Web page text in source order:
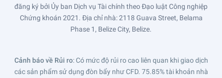
đăng ký bởi Ủy ban Dịch vụ Tài chính theo Đạo luật Công nghiệp
Chứng khoán 2021. Địa chỉ nhà: 2118 Guava Street, Belama
Phase 1, Belize City, Belize.
Cảnh báo về Rủi ro: Có mức độ rủi ro cao liên quan khi giao dịch
các sản phẩm sử dụng đòn bẩy như CFD. 75.85% tài khoản nhà